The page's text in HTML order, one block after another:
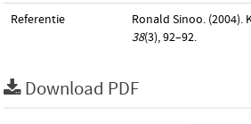
Referentie Ronald Sinoo. (2004).
38(3), 92–92.
Download PDF